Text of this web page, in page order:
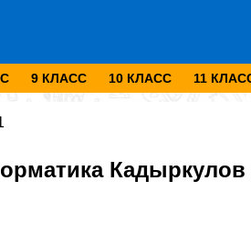
9 КЛАСС 10 КЛАСС 11
Кадыркулов